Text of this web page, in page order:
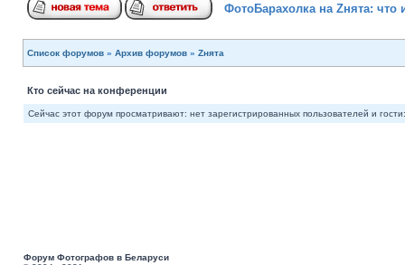
ФотоБарахолка на Zнята: что
Список форумов » Архив форумов » Zнята
Кто сейчас на конференции
Сейчас этот форум просматривают: нет зарегистрированных пользователей и
Форум Фотографов в Беларуси